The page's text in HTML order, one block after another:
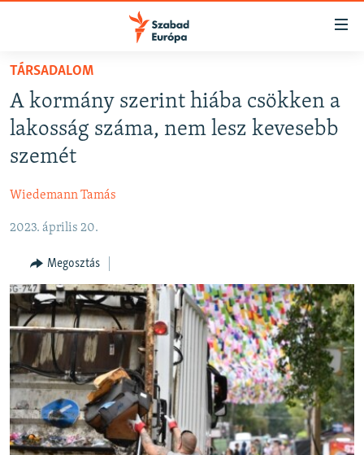
Akadálymentes
Ugrás
fő
oldalra
tartalomjegyzékre
NAPIRENDEN
AKTUÁLIS
PODCASTOK
ELEMZŐ
NER15
SZABADON
TÁRSADALOM
DEMOKRÁCIA
A PÉNZ NYOMÁBAN
EURÓPAI UNIÓ
VILÁG
KLÍMAVÁLTOZÁS
TÁRSADALOM
A kormány szerint hiába csökken a
lakosság száma, nem lesz kevesebb
szemét
Wiedemann Tamás
2023. április 20.
Megosztás